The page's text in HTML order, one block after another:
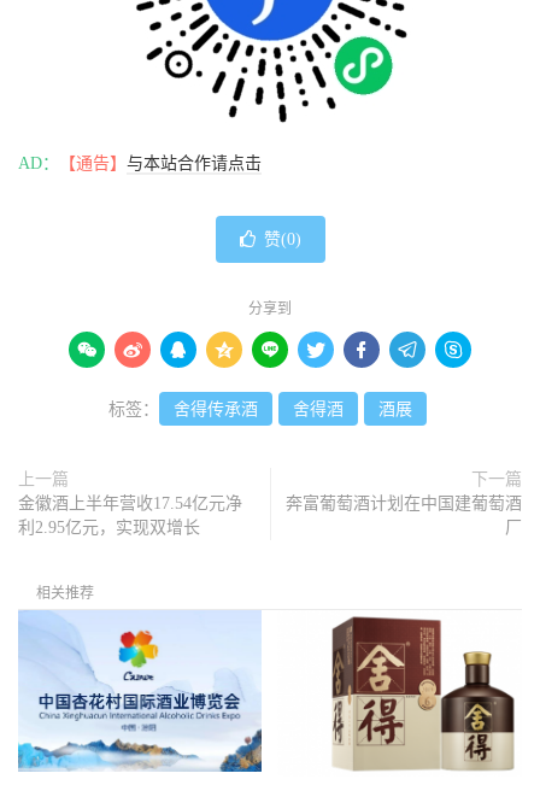
AD： 【通告】 与本站合作请点击
赞(0)
分享到
        
标签： 舍得传承酒 舍得酒 酒展
上一篇
金徽酒上半年营收17.54亿元净
利2.95亿元，实现双增长
下一篇
奔富葡萄酒计划在中国建葡萄酒
厂
相关推荐